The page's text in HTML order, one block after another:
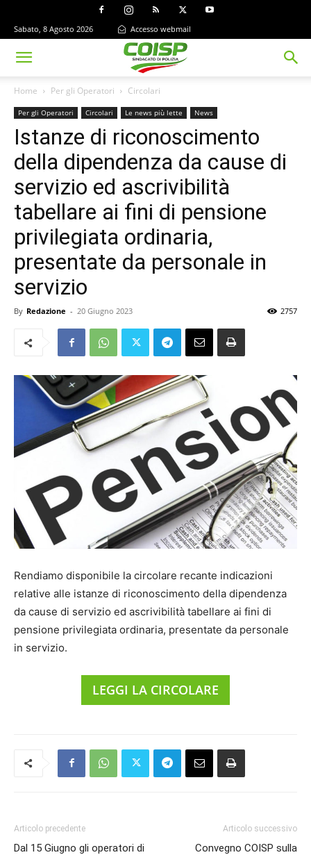
Sabato, 8 Agosto 2026 Accesso webmail
Home Per gli Operatori Circolari
Per gli Operatori Circolari Le news più lette News
Istanze di riconoscimento
della dipendenza da cause di
servizio ed ascrivibilità
tabellare ai fini di pensione
privilegiata ordinaria,
presentate da personale in
servizio
By Redazione - 20 Giugno 2023 2757
Rendiamo disponibile la circolare recante indicazioni
relative alle istanze di riconoscimento della dipendenza
da cause di servizio ed ascrivibilità tabellare ai fini di
pensione privilegiata ordinaria, presentate da personale
in servizio.
LEGGI LA CIRCOLARE
Articolo precedente
Dal 15 Giugno gli operatori di
Articolo successivo
Convegno COISP sulla